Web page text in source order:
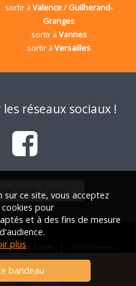
sortir àValence / Guilherand-
Granges
sortir à Vannes
sortir àVersailles
réseaux sociaux !
sur le Tchat ?
des Solos | Qui sommes-
légales|Nous contacter
sur ce site, vous acceptez
pour
et à des fins de mesure
plus
bandeau
sujet